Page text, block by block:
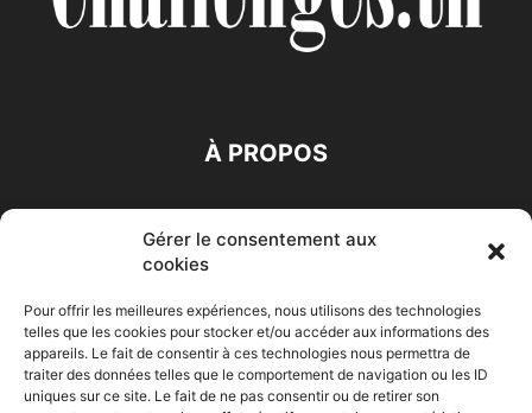
Gérer le consentement aux
cookies
Pour offrir les meilleures expériences, nous utilisons des technologies
telles que les cookies pour stocker et/ou accéder aux informations des
appareils. Le fait de consentir à ces technologies nous permettra de
traiter des données telles que le comportement de navigation ou les ID
uniques sur ce site. Le fait de ne pas consentir ou de retirer son
À PROPOS
Accueil Economie Entreprises Entrepreneur